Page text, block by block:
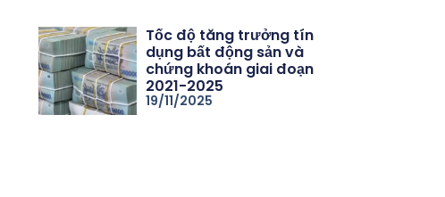
Tốc độ tăng trưởng tín
dụng bất động sản và
chứng khoán giai đoạn
2021-2025
19/11/2025